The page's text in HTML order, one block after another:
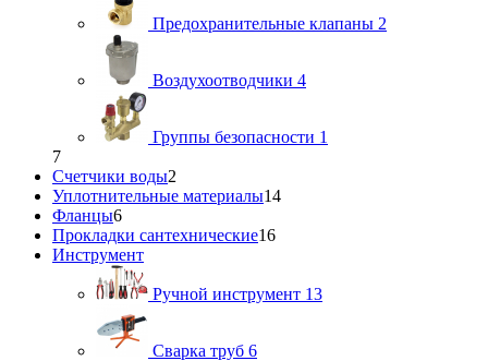
Предохранительные клапаны 2
Воздухоотводчики 4
Группы безопасности 1
7
Счетчики воды2
Уплотнительные материалы14
Фланцы6
Прокладки сантехнические16
Инструмент
Ручной инструмент 13
Сварка труб 6